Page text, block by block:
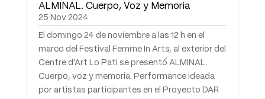
ALMINAL. Cuerpo, Voz y Memoria
25 Nov 2024
El domingo 24 de noviembre a las 12 h en el
marco del Festival Femme In Arts, al exterior del
Centre d’Art Lo Pati se presentó ALMINAL.
Cuerpo, voz y memoria. Performance ideada
por artistas participantes en el Proyecto DAR